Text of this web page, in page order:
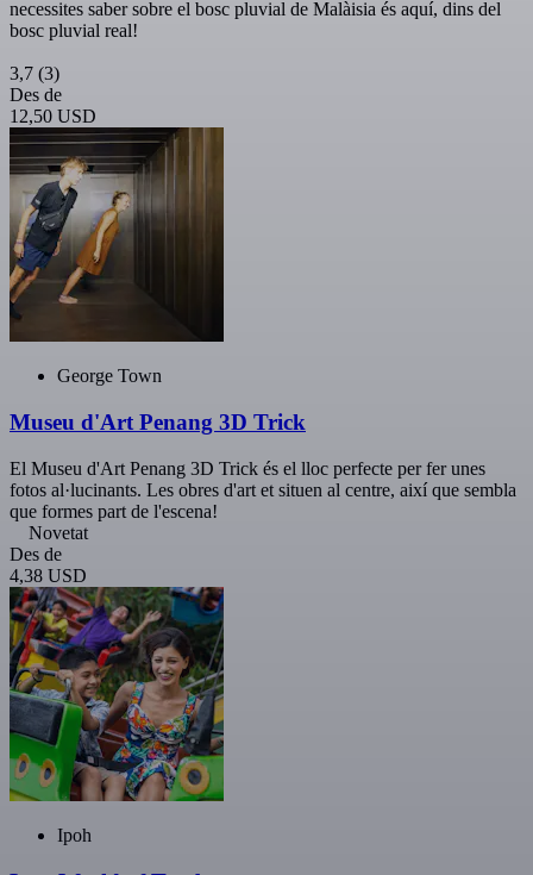
necessites saber sobre el bosc pluvial de Malàisia és aquí, dins del
bosc pluvial real!
3,7 (3)
Des de
12,50 USD
George Town
Museu d'Art Penang 3D Trick
El Museu d'Art Penang 3D Trick és el lloc perfecte per fer unes
fotos al·lucinants. Les obres d'art et situen al centre, així que sembla
que formes part de l'escena!
Novetat
Des de
4,38 USD
Ipoh